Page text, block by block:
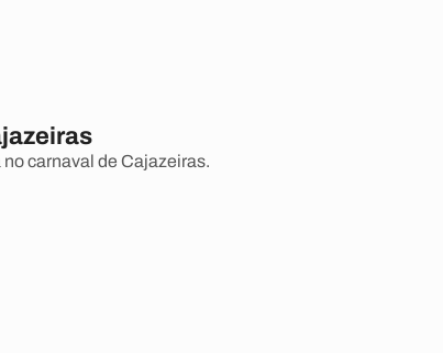
carnaval de Cajazeiras.